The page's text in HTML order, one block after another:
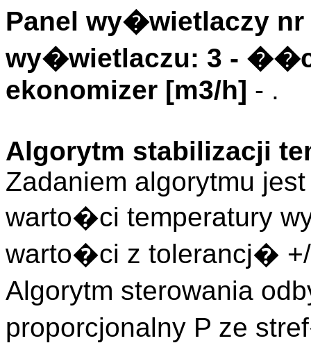
Panel wy�wietlaczy nr
wy�wietlaczu: 3 -
ekonomizer [m3/h] - .
Algorytm stabilizacji
Zadaniem algorytmu
warto�ci temperatury
warto�ci z tolerancj�
Algorytm sterowania
proporcjonalny P ze